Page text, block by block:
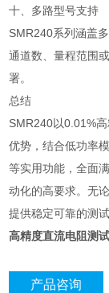
十、多路型号支持
SMR240系列涵盖
通道数、量程范围
署。
总结
SMR240以0.01%
优势，结合低功率
等实用功能，全面
动化的高要求。无
提供稳定可靠的测试
高精度直流电阻测
产品咨询